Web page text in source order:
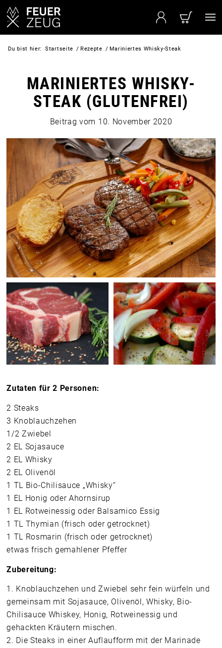
Du bist hier: Startseite / Rezepte / Mariniertes Whisky-Steak
MARINIERTES WHISKY-
STEAK (GLUTENFREI)
Beitrag vom 10. November 2020
Zutaten für 2 Personen:
2 Steaks
3 Knoblauchzehen
1/2 Zwiebel
2 EL Sojasauce
2 EL Whisky
2 EL Olivenöl
1 TL Bio-Chilisauce „Whisky“
1 EL Honig oder Ahornsirup
1 EL Rotweinessig oder Balsamico Essig
1 TL Thymian (frisch oder getrocknet)
1 TL Rosmarin (frisch oder getrocknet)
etwas frisch gemahlener Pfeffer
Zubereitung:
1. Knoblauchzehen und Zwiebel sehr fein würfeln und
gemeinsam mit Sojasauce, Olivenöl, Whisky, Bio-
Chilisauce Whiskey, Honig, Rotweinessig und
gehackten Kräutern mischen.
2. Die Steaks in einer Auflaufform mit der Marinade